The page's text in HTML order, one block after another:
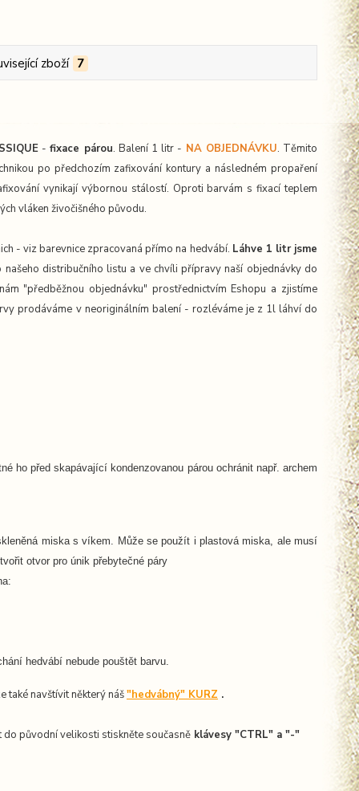
zboží 7
-fixace párou. Balení 1 litr - NA OBJEDNÁVKU. Těmito
po předchozím zafixování kontury a následném propaření
vynikají výbornou stálostí. Oproti barvám s fixací teplem
vláken živočišného původu.
- viz barevnice zpracovaná přímo na hedvábí. Láhve 1 litr jsme
našeho distribučního listu a ve chvíli přípravy naší objednávky do
"předběžnou objednávku" prostřednictvím Eshopu a zjistíme
prodáváme v neoriginálním balení - rozléváme je z 1l láhví do
ho před skapávající kondenzovanou párou ochránit např. archem
miska s víkem. Může se použít i plastová miska, ale musí
otvor pro únik přebytečné páry
hedvábí nebude pouštět barvu.
také navštívit některý náš"hedvábný" KURZ .
původní velikosti stiskněte současněklávesy "CTRL" a "-"